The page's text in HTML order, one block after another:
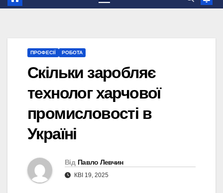
ПРОФЕСІЇ РОБОТА
Скільки заробляє
технолог харчової
промисловості в
Україні
Від Павло Левчин
КВІ 19, 2025